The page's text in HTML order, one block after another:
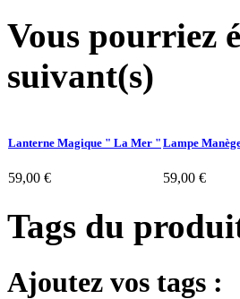
Vous pourriez
suivant(s)
Lanterne Magique " La Mer "
59,00 €
Lampe
59,00 €
Tags du
Ajoutez vos tags :